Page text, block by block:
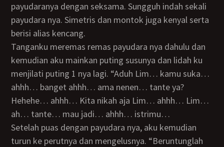
payudaranya dengan seksama. Sungguh indah sekali
payudara nya. Simetris dan montok juga kenyal serta
berisi alias kencang.
Tanganku meremas remas payudara nya dahulu dan
kemudian aku mainkan puting susunya dan lidah ku
menjilati puting 1 nya lagi. “Aduh Lim… kamu suka…
ahhh… banget ahhh… ama nenen… tante ya?
Hehehe… ahhh… Kita nikah aja Lim… ahhh… Lim…
ah… tante… mau jadi… ahhh… istrimu…
Setelah puas dengan payudara nya, aku kemudian
turun ke perutnya dan mengelusnya. “Beruntunglah